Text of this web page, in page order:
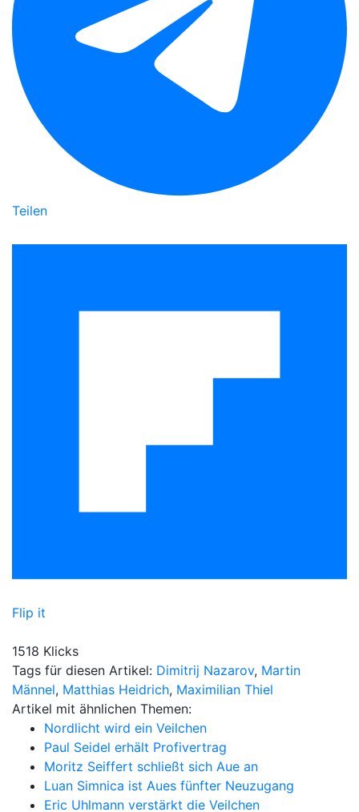
Teilen
Flip it
1518 Klicks
Tags für diesen Artikel: Dimitrij Nazarov, Martin
Männel, Matthias Heidrich, Maximilian Thiel
Artikel mit ähnlichen Themen:
Nordlicht wird ein Veilchen
Paul Seidel erhält Profivertrag
Moritz Seiffert schließt sich Aue an
Luan Simnica ist Aues fünfter Neuzugang
Eric Uhlmann verstärkt die Veilchen